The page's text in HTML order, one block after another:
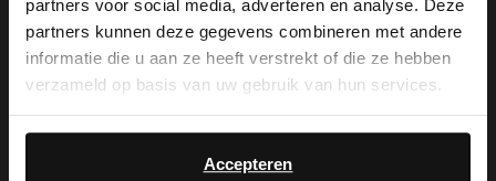
partners voor social media, adverteren en analyse. Deze
partners kunnen deze gegevens combineren met andere
informatie die u aan ze heeft verstrekt of die ze hebben
verzameld op basis van uw gebruik van hun services.
Accepteren
89.99 140.00
70.00
-40%
It looks like your language isn't Dutch. Would
you like to switch to English?
English